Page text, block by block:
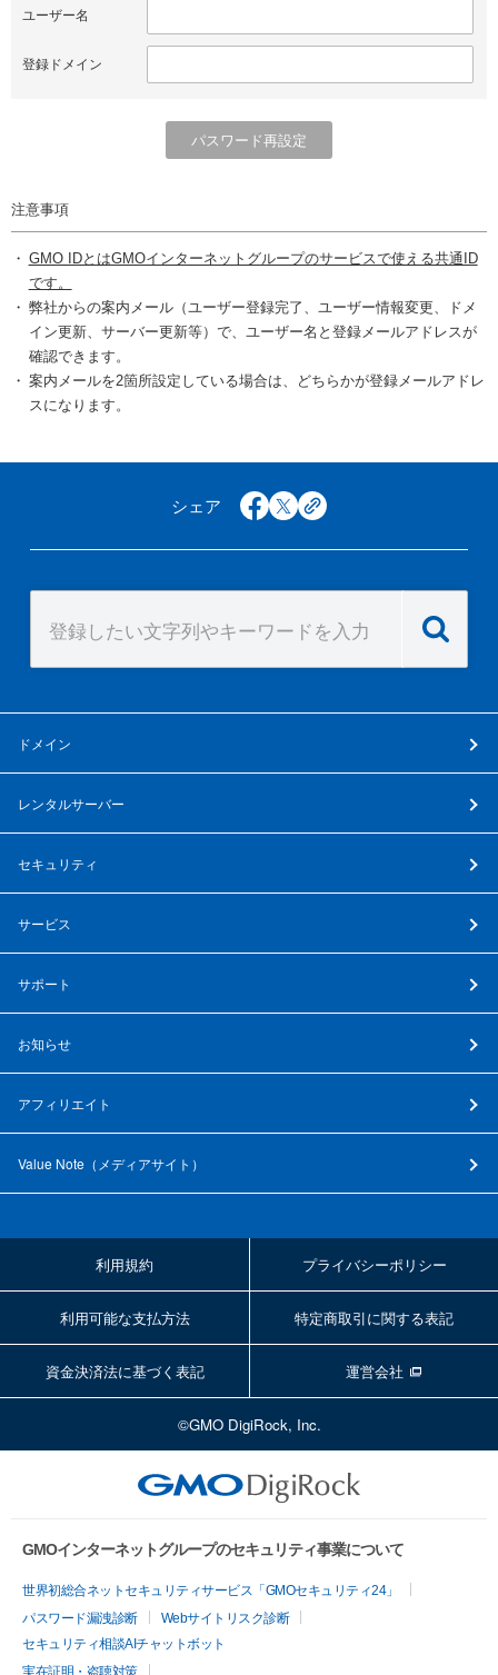
ユーザー名
登録ドメイン
注意事項
GMO IDとはGMOインターネットグループのサービスで使える共通ID
です。
弊社からの案内メール（ユーザー登録完了、ユーザー情報変更、ドメ
イン更新、サーバー更新等）で、ユーザー名と登録メールアドレスが
確認できます。
案内メールを2箇所設定している場合は、どちらかが登録メールアドレ
スになります。
シェア facebook
x copy
ドメイン
レンタルサーバー
セキュリティ
サービス
サポート
お知らせ
アフィリエイト
Value Note（ メディアサイト ）
利用規約 プライバシーポリシー
利用可能な支払方法 特定商取引に関する表記
資金決済法に基づく表記 運営会社
©GMO DigiRock, Inc.
GMOインターネットグループのセキュリティ事業について
世界初総合ネットセキュリティサービス「GMOセキュリティ24」
パスワード漏洩診断
Webサイトリスク診断
セキュリティ相談AIチャットボット
実在証明・盗聴対策